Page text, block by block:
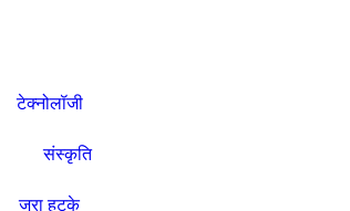
टेक्नोलॉजी
संस्कृति
जरा हटके